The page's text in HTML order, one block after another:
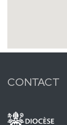
CONTACT